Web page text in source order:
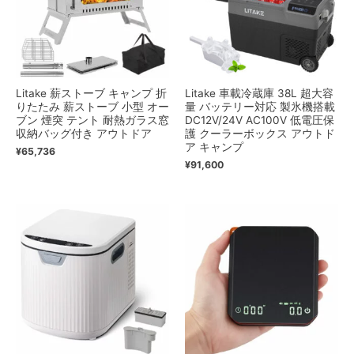
Litake 薪ストーブ キャンプ 折
りたたみ 薪ストーブ 小型 オー
ブン 煙突 テント 耐熱ガラス窓
収納バッグ付き アウトドア
¥65,736
Litake 車載冷蔵庫 38L 超大容
量 バッテリー対応 製氷機搭載
DC12V/24V AC100V 低電圧保
護 クーラーボックス アウトド
ア キャンプ
¥91,600